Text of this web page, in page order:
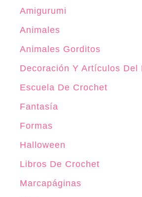
Amigurumi
Animales
Animales Gorditos
Decoración Y Artículos Del
Escuela De Crochet
Fantasía
Formas
Halloween
Libros De Crochet
Marcapáginas